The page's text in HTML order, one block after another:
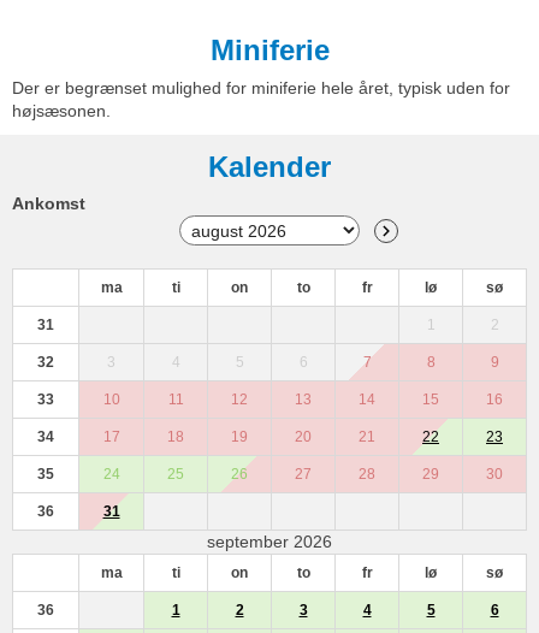
Miniferie
Der er begrænset mulighed for miniferie hele året, typisk uden for
højsæsonen.
Kalender
Ankomst
ma ti on to fr lø sø
31 1 2
32 3 4 5 6 7 8 9
33 10 11 12 13 14 15 16
34 17 18 19 20 21 22 23
35 24 25 26 27 28 29 30
36 31
september 2026
ma ti on to fr lø sø
36 1 2 3 4 5 6